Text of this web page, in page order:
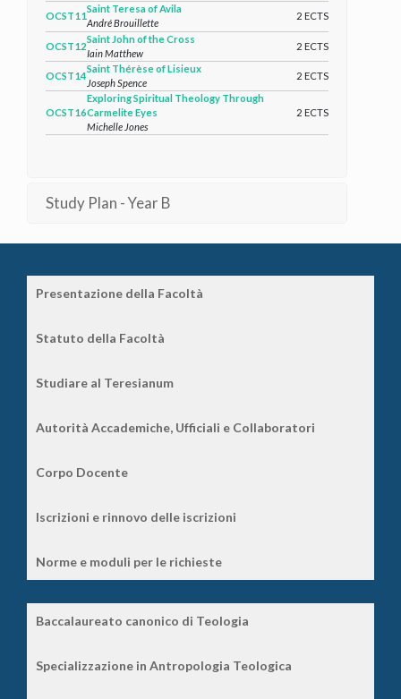
OCST11
Saint Teresa of Avila
André Brouillette
2 ECTS
OCST12
Saint John of the Cross
Iain Matthew
2 ECTS
OCST14
Saint Thérèse of Lisieux
Joseph Spence
2 ECTS
OCST16
Exploring Spiritual Theology Through
Carmelite Eyes
Michelle Jones
2 ECTS
Study Plan - Year B
Presentazione della Facoltà
Statuto della Facoltà
Studiare al Teresianum
Autorità Accademiche, Ufficiali e Collaboratori
Corpo Docente
Iscrizioni e rinnovo delle iscrizioni
Norme e moduli per le richieste
Baccalaureato canonico di Teologia
Specializzazione in Antropologia Teologica